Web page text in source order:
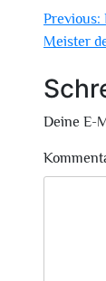
Previous:
Meister
Deine E-